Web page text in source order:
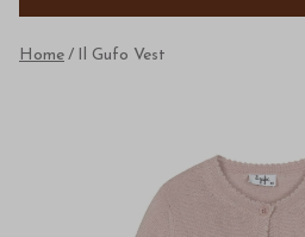
Home Il Gufo Vest